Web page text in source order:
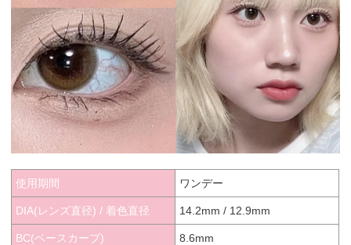
使用期間 ワンデー
DIA(レンズ直径) / 着色直径 14.2mm / 12.9mm
BC(ベースカーブ) 8.6mm